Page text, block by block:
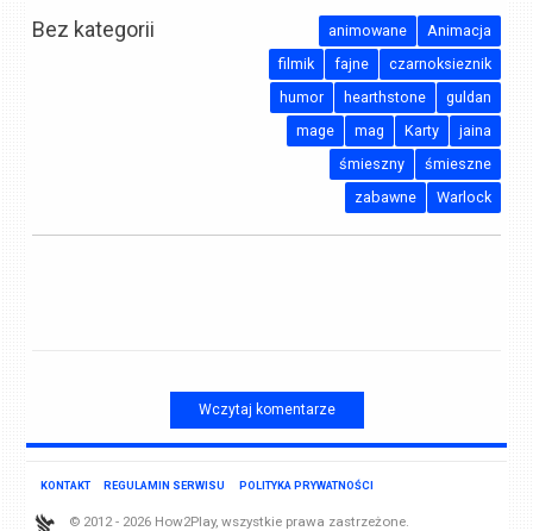
Bez kategorii Animacja
animowane
czarnoksieznik
fajne
filmik
guldan
hearthstone
humor
jaina
Karty
mag
mage
śmieszne
śmieszny
Warlock
zabawne
Wczytaj komentarze
KONTAKT REGULAMIN SERWISU POLITYKA PRYWATNOŚCI
© 2012 - 2026 How2Play, wszystkie prawa zastrzeżone.